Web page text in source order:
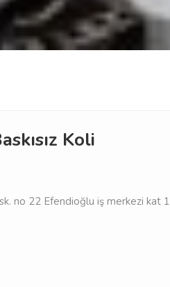
Koli
no 22 Efendioğlu iş merkezi kat 1